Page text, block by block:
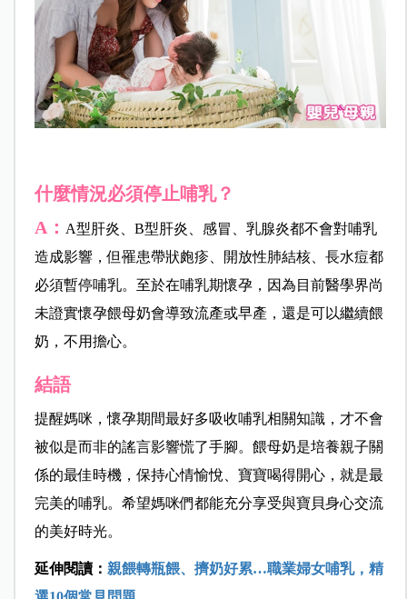
什麼情況必須停止哺乳？
A： A型肝炎、B型肝炎、感冒、乳腺炎都不會對哺乳
造成影響，但罹患帶狀皰疹、開放性肺結核、長水痘都
必須暫停哺乳。至於在哺乳期懷孕，因為目前醫學界尚
未證實懷孕餵母奶會導致流產或早產，還是可以繼續餵
奶，不用擔心。
結語
提醒媽咪，懷孕期間最好多吸收哺乳相關知識，才不會
被似是而非的謠言影響慌了手腳。餵母奶是培養親子關
係的最佳時機，保持心情愉悅、寶寶喝得開心，就是最
完美的哺乳。希望媽咪們都能充分享受與寶貝身心交流
的美好時光。
延伸閱讀： 親餵轉瓶餵、擠奶好累…職業婦女哺乳，精